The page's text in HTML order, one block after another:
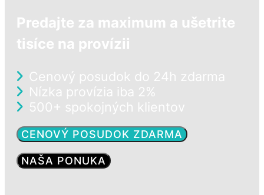
Predajte za maximum a ušetrite
tisíce na provízii
Cenový posudok do 24h zdarma
Nízka provízia iba 2%
500+ spokojných klientov
CENOVÝ POSUDOK ZDARMA
NAŠA PONUKA